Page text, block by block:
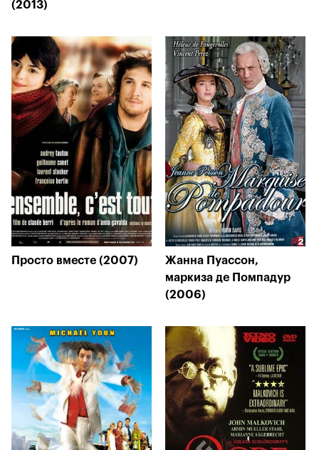
(2013)
Просто вместе (2007)
Жанна Пуассон,
маркиза де Помпадур
(2006)